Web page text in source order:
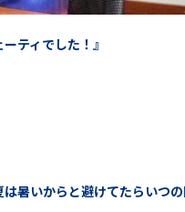
ティでした！』
暑いからと避けてたらいつ